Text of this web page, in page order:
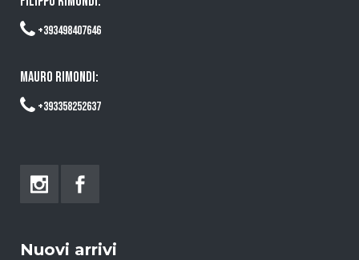
+393498407646
MAURO RIMONDI:
+393358252637
Nuovi arrivi